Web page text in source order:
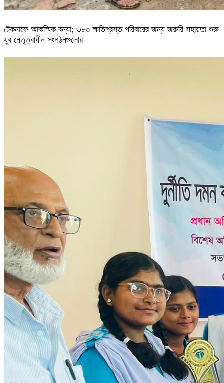
টেকনাফে আকস্মিক বন্যা; ৩৮০ ক্ষতিগ্রস্ত পরিবারের জন্য জরুরি সহায়তা শুরু
যুব নেতৃত্বাধীন সংগঠনগুলোর